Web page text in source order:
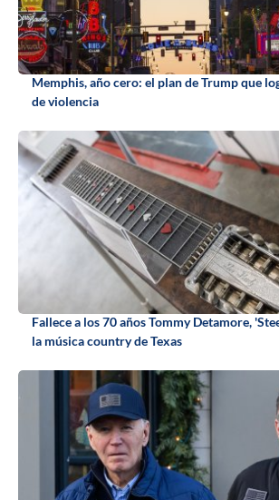
Memphis, año cero: el plan de Trump que
de violencia
Fallece a los 70 años Tommy Detamore,
la música country de Texas